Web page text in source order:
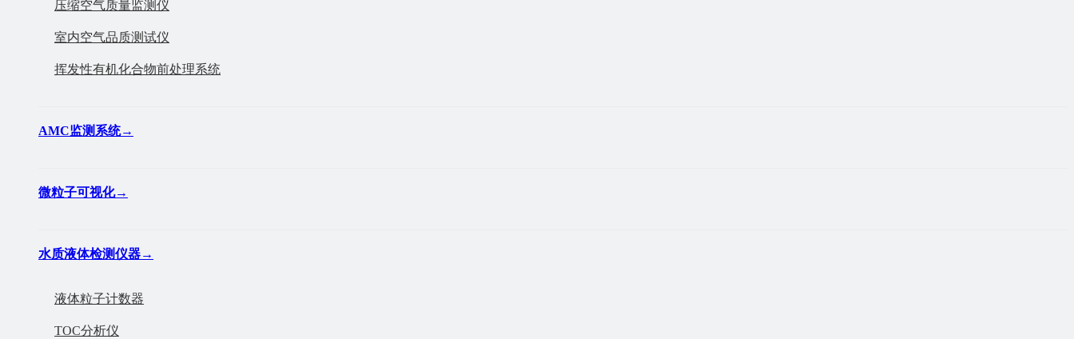
压缩空气质量监测仪
室内空气品质测试仪
挥发性有机化合物前处理系统
AMC监测系统→
微粒子可视化→
水质液体检测仪器→
液体粒子计数器
TOC分析仪